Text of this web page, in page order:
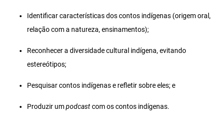
Identificar características dos contos indígenas (origem oral,
relação com a natureza, ensinamentos);
Reconhecer a diversidade cultural indígena, evitando
estereótipos;
Pesquisar contos indígenas e refletir sobre eles; e
Produzir umpodcastcom os contos indígenas.